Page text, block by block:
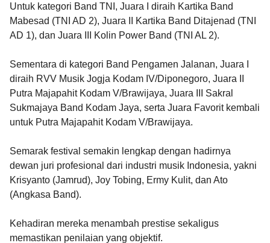
Untuk kategori Band TNI, Juara I diraih Kartika Band
Mabesad (TNI AD 2), Juara II Kartika Band Ditajenad (TNI
AD 1), dan Juara III Kolin Power Band (TNI AL 2).
Sementara di kategori Band Pengamen Jalanan, Juara I
diraih RVV Musik Jogja Kodam IV/Diponegoro, Juara II
Putra Majapahit Kodam V/Brawijaya, Juara III Sakral
Sukmajaya Band Kodam Jaya, serta Juara Favorit kembali
untuk Putra Majapahit Kodam V/Brawijaya.
Semarak festival semakin lengkap dengan hadirnya
dewan juri profesional dari industri musik Indonesia, yakni
Krisyanto (Jamrud), Joy Tobing, Ermy Kulit, dan Ato
(Angkasa Band).
Kehadiran mereka menambah prestise sekaligus
memastikan penilaian yang objektif.